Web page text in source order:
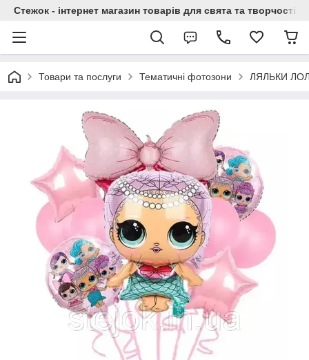
Стежок - інтернет магазин товарів для свята та творчості
Товари та послуги Тематичні фотозони ЛЯЛЬКИ